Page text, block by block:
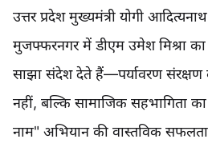
उत्तर प्रदेश मुख्यमंत्री योगी
मुजफ्फरनगर में डीएम उमेश मिश्रा का
साझा संदेश देते हैं—पर्यावरण संरक्षण
नहीं, बल्कि सामाजिक सहभागिता
नाम" अभियान की वास्तविक